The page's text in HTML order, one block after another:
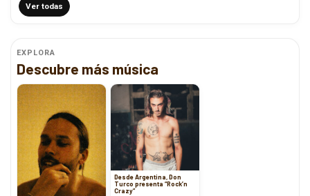
Ver todas
EXPLORA
Descubre más música
Desde Argentina, Don
Turco presenta “Rock’n
Crazy”